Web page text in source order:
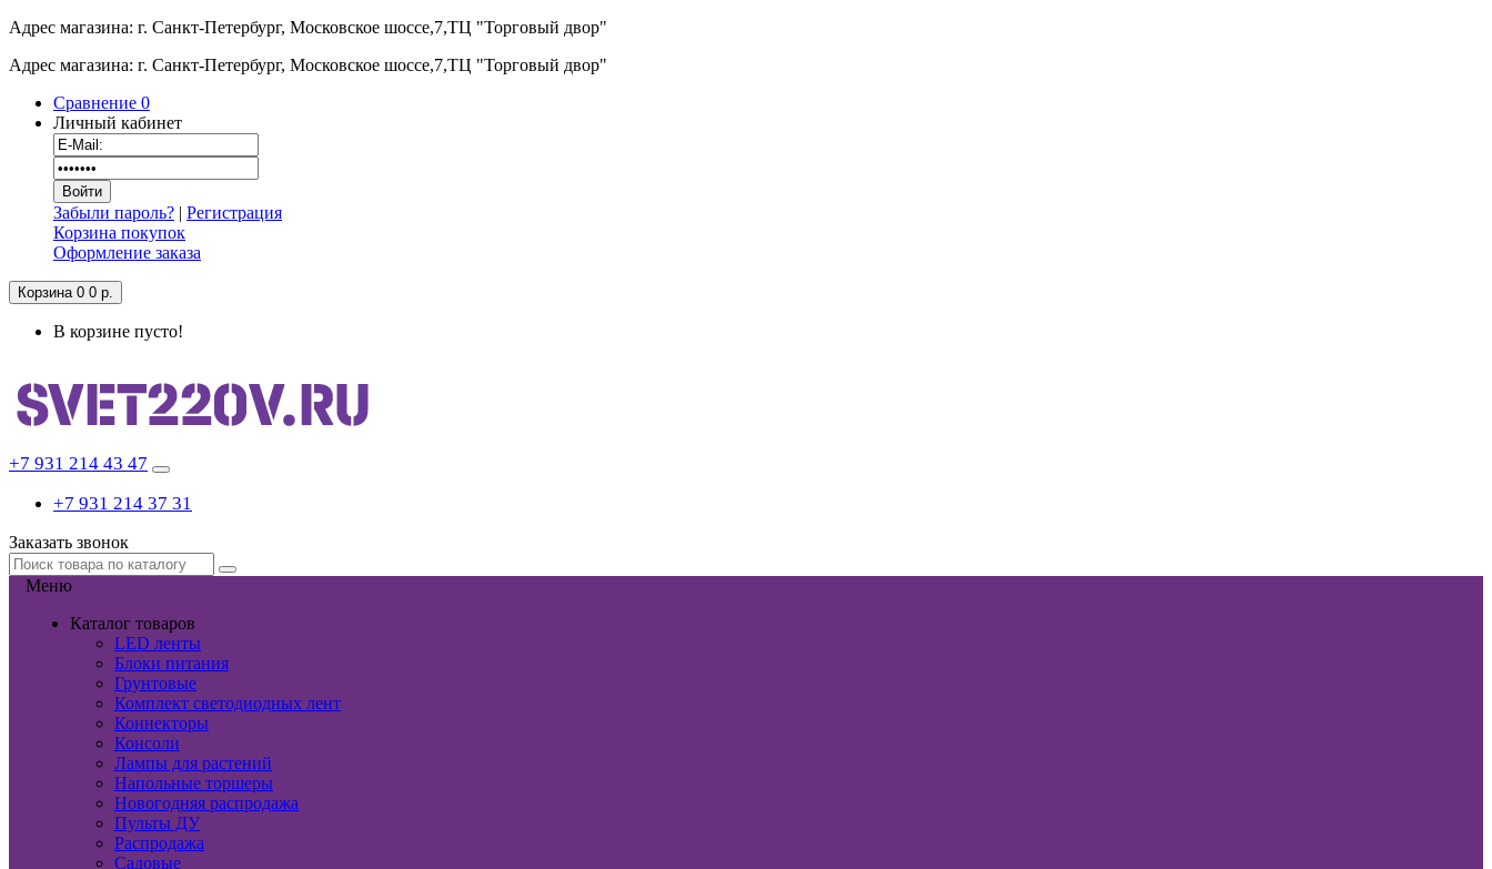
Адрес магазина: г. Санкт-Петербург, Московское шоссе,7,ТЦ "Торговый двор"
Адрес магазина: г. Санкт-Петербург, Московское шоссе,7,ТЦ "Торговый двор"
Сравнение 0
Личный кабинет
Забыли пароль? | Регистрация
Корзина покупок
Оформление заказа
Корзина 0 0 р.
В корзине пусто!
+7 931 214 43 47
+7 931 214 37 31
Заказать звонок
Меню
Каталог товаров
LED ленты
Блоки питания
Грунтовые
Комплект светодиодных лент
Коннекторы
Консоли
Лампы для растений
Напольные торшеры
Новогодняя распродажа
Пульты ДУ
Распродажа
Садовые